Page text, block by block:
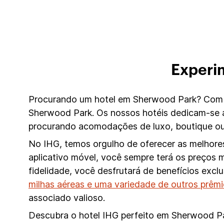
Procurando um hotel em Sherwood Park?
Sherwood Park. Os nossos hotéis dedicam-
procurando acomodações de luxo, boutique
No IHG, temos orgulho de oferecer as
aplicativo móvel, você sempre terá os preços
fidelidade, você desfrutará de benefícios
milhas aéreas e uma variedade de outros
associado valioso.
Descubra o hotel IHG perfeito em Sherwood